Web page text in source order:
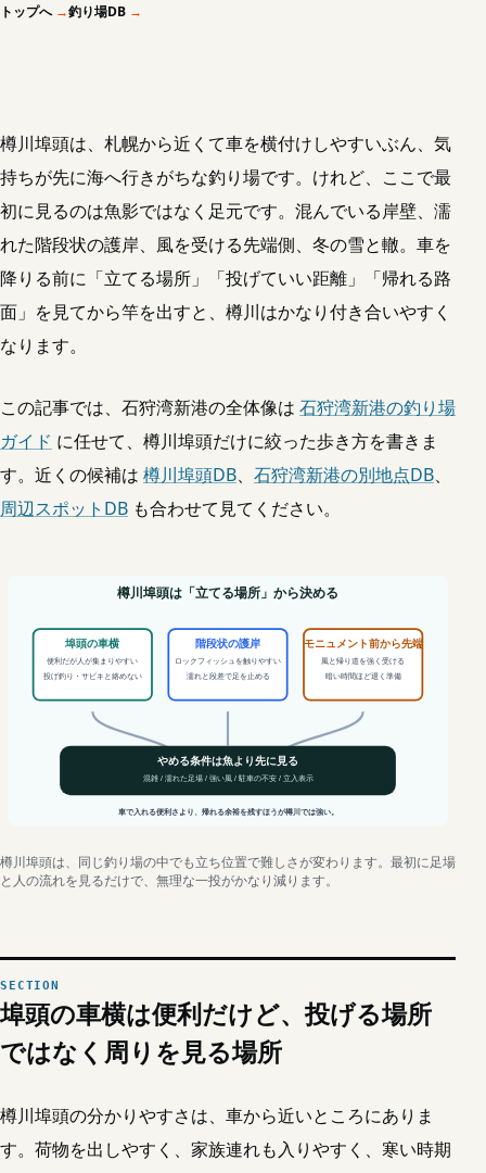
トップへ 釣り場DB
樽川埠頭は、札幌から近くて車を横付けしやすいぶん、気
持ちが先に海へ行きがちな釣り場です。けれど、ここで最
初に見るのは魚影ではなく足元です。混んでいる岸壁、濡
れた階段状の護岸、風を受ける先端側、冬の雪と轍。車を
降りる前に「立てる場所」「投げていい距離」「帰れる路
面」を見てから竿を出すと、樽川はかなり付き合いやすく
なります。
この記事では、石狩湾新港の全体像は 石狩湾新港の釣り場
ガイド に任せて、樽川埠頭だけに絞った歩き方を書きま
す。近くの候補は 樽川埠頭DB、 石狩湾新港の別地点DB、
周辺スポットDB も合わせて見てください。
樽川埠頭は「立てる場所」から決める
埠頭の車横
便利だが人が集まりやすい
投げ釣り・サビキと絡めない
階段状の護岸
ロックフィッシュを触りやすい
濡れと段差で足を止める
モニュメント前から先端
風と帰り道を強く受ける
暗い時間ほど退く準備
やめる条件は魚より先に見る
混雑 / 濡れた足場 / 強い風 / 駐車の不安 / 立入表示
車で入れる便利さより、帰れる余裕を残すほうが樽川では強い。
樽川埠頭は、同じ釣り場の中でも立ち位置で難しさが変わります。最初に足場
と人の流れを見るだけで、無理な一投がかなり減ります。
埠頭の車横は便利だけど、投げる場所
ではなく周りを見る場所
樽川埠頭の分かりやすさは、車から近いところにありま
す。荷物を出しやすく、家族連れも入りやすく、寒い時期